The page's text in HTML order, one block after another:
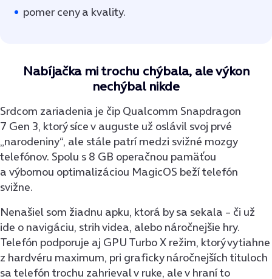
pomer ceny a kvality.
Nabíjačka mi trochu chýbala, ale výkon
nechýbal nikde
Srdcom zariadenia je čip Qualcomm Snapdragon
7 Gen 3, ktorý síce v auguste už oslávil svoj prvé
„narodeniny“, ale stále patrí medzi svižné mozgy
telefónov. Spolu s 8 GB operačnou pamäťou
a výbornou optimalizáciou MagicOS beží telefón
svižne.
Nenašiel som žiadnu apku, ktorá by sa sekala – či už
ide o navigáciu, strih videa, alebo náročnejšie hry.
Telefón podporuje aj GPU Turbo X režim, ktorý vytiahne
z hardvéru maximum, pri graficky náročnejších tituloch
sa telefón trochu zahrieval v ruke, ale v hraní to